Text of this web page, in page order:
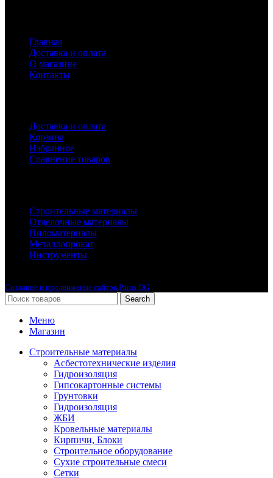
Главная
Доставка и оплата
О магазине
Контакты
Доставка и оплата
Корзина
Избранное
Сравнение товаров
Строительные материалы
Отделочные материалы
Пиломатериалы
Металлопрокат
Инструменты
Создание и продвижение сайтов Parus DG
Search
Меню
Магазин
Строительные материалы
Асбестотехнические изделия
Гидроизоляция
Гипсокартонные системы
Грунтовки
Гидроизоляция
ЖБИ
Кровельные материалы
Кирпичи, Блоки
Строительное оборудование
Сухие строительные смеси
Сетки